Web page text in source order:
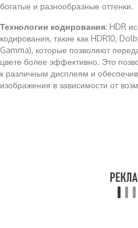
богатые и разнообразные оттенки.
Технологии кодирования: HDR
кодирования, такие как HDR10,
Gamma), которые позволяют
цвете более эффективно. Это
к различным дисплеям и
изображения в зависимости от